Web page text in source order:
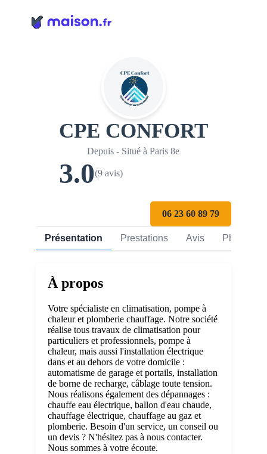
CPE CONFORT
Depuis - Situé à Paris 8e
3.0(9 avis)
06 23 60 89 79
Présentation Prestations Avis Photos
À propos
Votre spécialiste en climatisation, pompe à
chaleur et plomberie chauffage. Notre société
réalise tous travaux de climatisation pour
particuliers et professionnels, pompe à
chaleur, mais aussi l'installation électrique
dans et au dehors de votre domicile :
automatisme de garage et portails, installation
de borne de recharge, câblage toute tension.
Nous réalisons également des dépannages :
chauffe eau électrique, ballon d'eau chaude,
chauffage électrique, chauffage au gaz et
plomberie. Besoin d'un service, un conseil ou
un devis ? N'hésitez pas à nous contacter.
Nous sommes à votre écoute.